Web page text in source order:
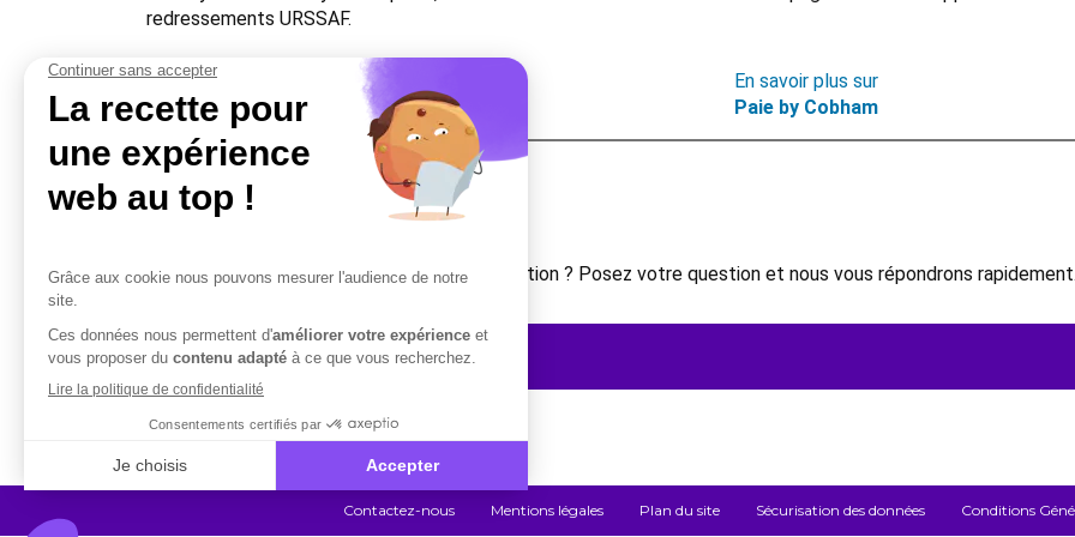
redressements URSSAF.
En savoir plus sur
Paie by Cobham
Une question ?
Vous avez besoin d’un complément d’information ? Posez votre question et nous vous répondrons rapidement.
Contactez-nous
Contactez-nous Mentions légales Plan du site Sécurisation des données Conditions